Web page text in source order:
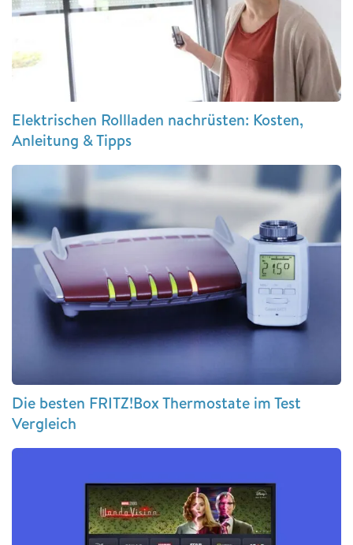
Elektrischen Rollladen nachrüsten: Kosten,
Anleitung & Tipps
Die besten FRITZ!Box Thermostate im Test
Vergleich